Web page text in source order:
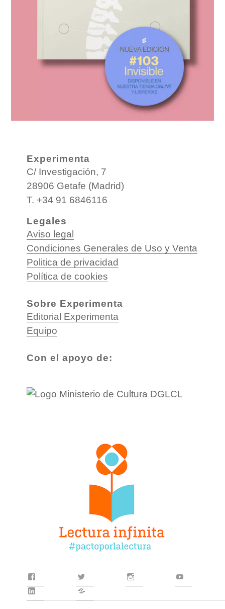
Experimenta
C/ Investigación, 7
28906 Getafe (Madrid)
T. +34 91 6846116
Legales
Aviso legal
Condiciones Generales de Uso y Venta
Politica de privacidad
Política de cookies
Sobre Experimenta
Editorial Experimenta
Equipo
Con el apoyo de: